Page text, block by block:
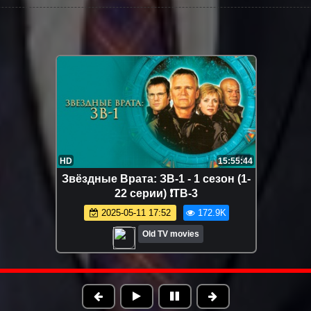
HD 8:33:37
Она написала убийство 3 сезон (1-
11 серии)
2025-01-28 18:00 158.5K
Old TV movies